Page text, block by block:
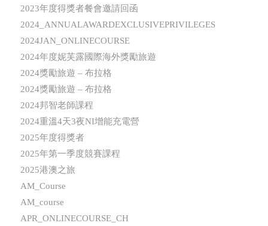
2023年度得獎者餐會邀請回函
2024_ANNUALAWARDEXCLUSIVEPRIVILEGES
2024JAN_ONLINECOURSE
2024年度妮芙露國際海外獎勵旅遊
2024獎勵旅遊 – 布拉格
2024獎勵旅遊 – 布拉格
2024邦智老師課程
2024重溫4天3夜NI增能充電營
2025年度得獎者
2025年第一季度競賽課程
2025港澳之旅
AM_Course
AM_course
APR_ONLINECOURSE_CH